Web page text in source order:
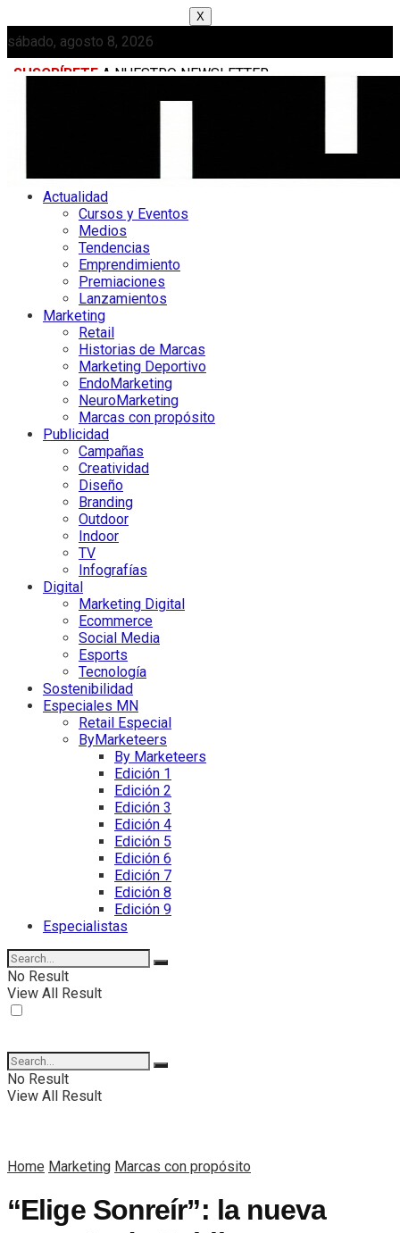
X
sábado, agosto 8, 2026
SUSCRÍBETE A NUESTRO NEWSLETTER
Actualidad
Cursos y Eventos
Medios
Tendencias
Emprendimiento
Premiaciones
Lanzamientos
Marketing
Retail
Historias de Marcas
Marketing Deportivo
EndoMarketing
NeuroMarketing
Marcas con propósito
Publicidad
Campañas
Creatividad
Diseño
Branding
Outdoor
Indoor
TV
Infografías
Digital
Marketing Digital
Ecommerce
Social Media
Esports
Tecnología
Sostenibilidad
Especiales MN
Retail Especial
ByMarketeers
By Marketeers
Edición 1
Edición 2
Edición 3
Edición 4
Edición 5
Edición 6
Edición 7
Edición 8
Edición 9
Especialistas
No Result
View All Result
No Result
View All Result
Home Marketing Marcas con propósito
“Elige Sonreír”: la nueva